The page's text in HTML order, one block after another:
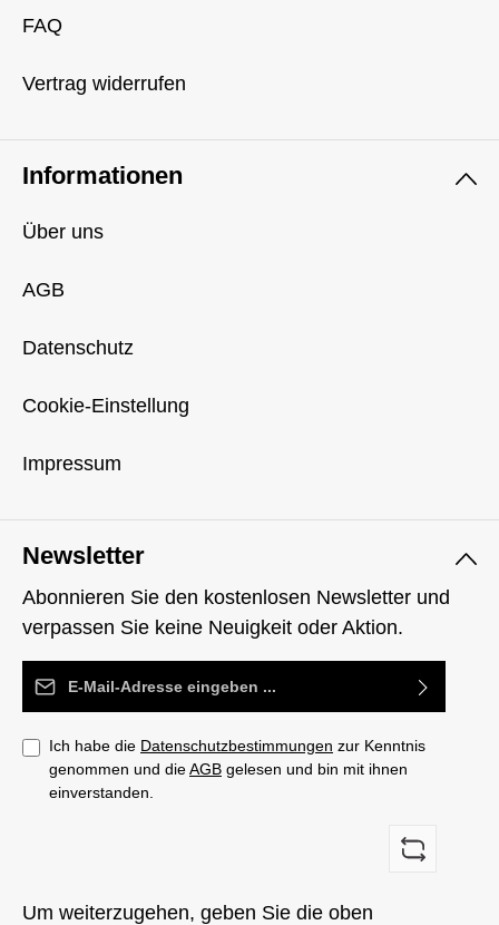
Newsletter
Abonnieren Sie den kostenlosen Newsletter und
verpassen Sie keine Neuigkeit oder Aktion.
E-Mail-Adresse*
Ich habe die Datenschutzbestimmungen zur Kenntnis
genommen und dieAGB gelesen und bin mit ihnen
einverstanden.
Um weiterzugehen, geben Sie die oben
FAQ
Vertrag widerrufen
Informationen
Über uns
AGB
Datenschutz
Cookie-Einstellung
Impressum